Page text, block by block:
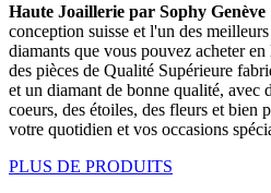
Haute Joaillerie par Sophy Genève
conception suisse et l'un des
diamants que vous pouvez acheter
des pièces de Qualité Supérieure
et un diamant de bonne qualité, avec
coeurs, des étoiles, des fleurs et bien
votre quotidien et vos occasions
PLUS DE PRODUITS